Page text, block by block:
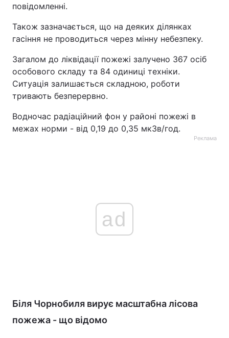
повідомленні.
Також зазначається, що на деяких ділянках
гасіння не проводиться через мінну небезпеку.
Загалом до ліквідації пожежі залучено 367 осіб
особового складу та 84 одиниці техніки.
Ситуація залишається складною, роботи
тривають безперервно.
Водночас радіаційний фон у районі пожежі в
межах норми - від 0,19 до 0,35 мкЗв/год.
Реклама
ad
Біля Чорнобиля вирує масштабна лісова
пожежа - що відомо